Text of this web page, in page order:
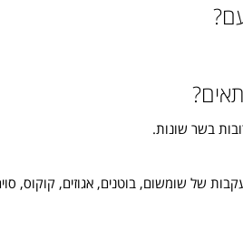
בשר שונות.
של שומשום, בוטנים, אגוזים, קוקוס,